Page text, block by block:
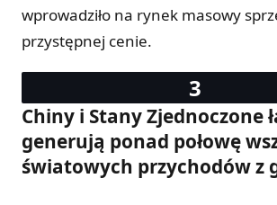
wprowadziło na rynek masowy
przystępnej cenie.
Chiny i Stany Zjednoczone
generują ponad połowę
światowych przychodów z